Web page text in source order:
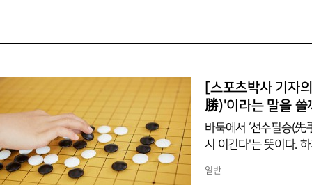
[스포츠박사 기자
勝)'이라는 말을 쓸
바둑에서 ‘선수필승(
시 이긴다'는 뜻이다. 하지만 본래 말뜻과는
것'으로 생각한다. 하
일반